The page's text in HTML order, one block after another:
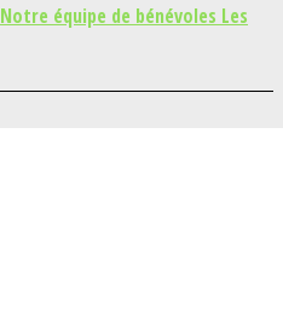
Notre équipe de bénévoles Les